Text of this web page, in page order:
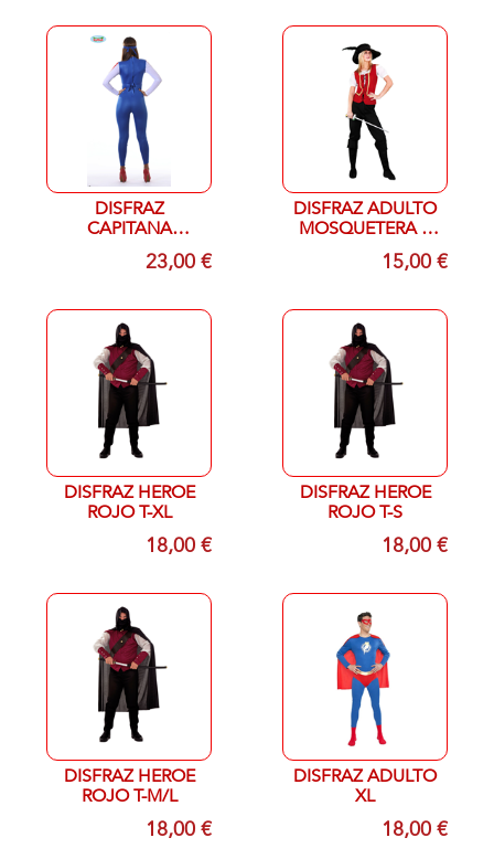
DISFRAZ
CAPITANA
SUPERSTAR T-S 36-
23,00 €
DISFRAZ ADULTO
MOSQUETERA T
UNICA15,00 €
DISFRAZ HEROE
ROJO T-XL
18,00 €
DISFRAZ HEROE
ROJO T-S
18,00 €
DISFRAZ HEROE
ROJO T-M/L
18,00 €
DISFRAZ ADULTO
XL
18,00 €